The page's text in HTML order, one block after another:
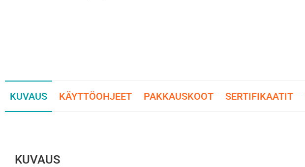
KUVAUS KÄYTTÖOHJEET PAKKAUSKOOT SERTIFIKAATIT
KUVAUS